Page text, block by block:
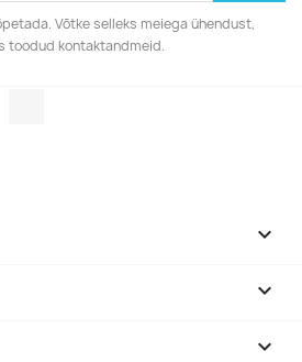
Võtke selleks meiega ühendust,
toodud kontaktandmeid.


